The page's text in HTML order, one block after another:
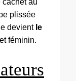
cachet au
plissée
devient le
féminin.